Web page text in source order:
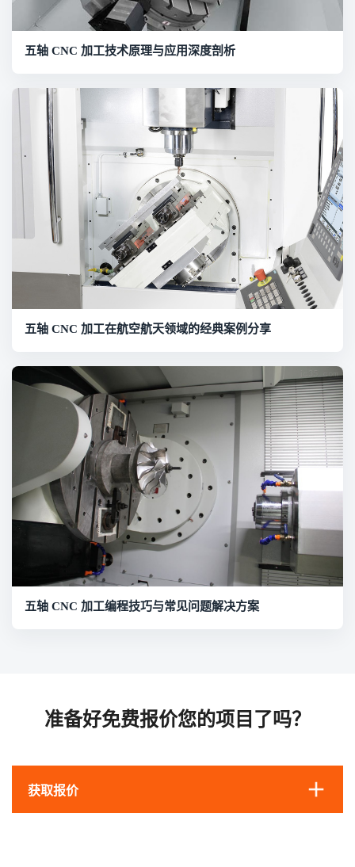
五轴 CNC 加工技术原理与应用深度剖析
五轴 CNC 加工在航空航天领域的经典案例分享
五轴 CNC 加工编程技巧与常见问题解决方案
准备好免费报价您的项目了吗？
获取报价